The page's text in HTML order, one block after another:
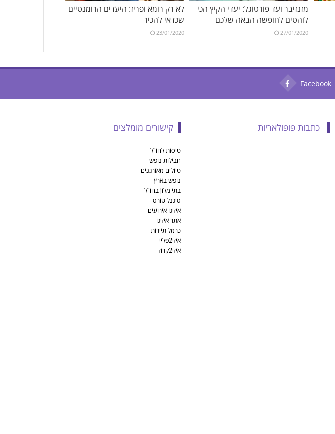
מזנזיבר ועד פורטוגל: יעדי הקיץ הכי
לוהטים לחופשה הבאה שלכם
27/01/2020
לא רק רומא ופריז: היעדים הרומנטיים
שכדאי להכיר
23/01/2020
Facebook
קישורים מומלצים
טיסות לחו”ל
חבילות נופש
טיולים מאורגנים
נופש בארץ
בתי מלון בחו”ל
סיגנל טורס
איזיגו אירועים
אתר איזיגו
כרמל תיירות
איזי2פליי
איזי2קרוז
כתבות פופולאריות